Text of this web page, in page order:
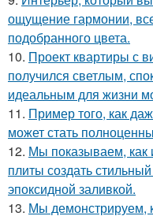
ощущение гармонии,
подобранного цвета.
10. Проект квартиры с
получился светлым,
идеальным для жизни
11. Пример того, как
может стать
12. Мы показываем, как
плиты создать
эпоксидной заливкой.
13. Мы демонстрируем,